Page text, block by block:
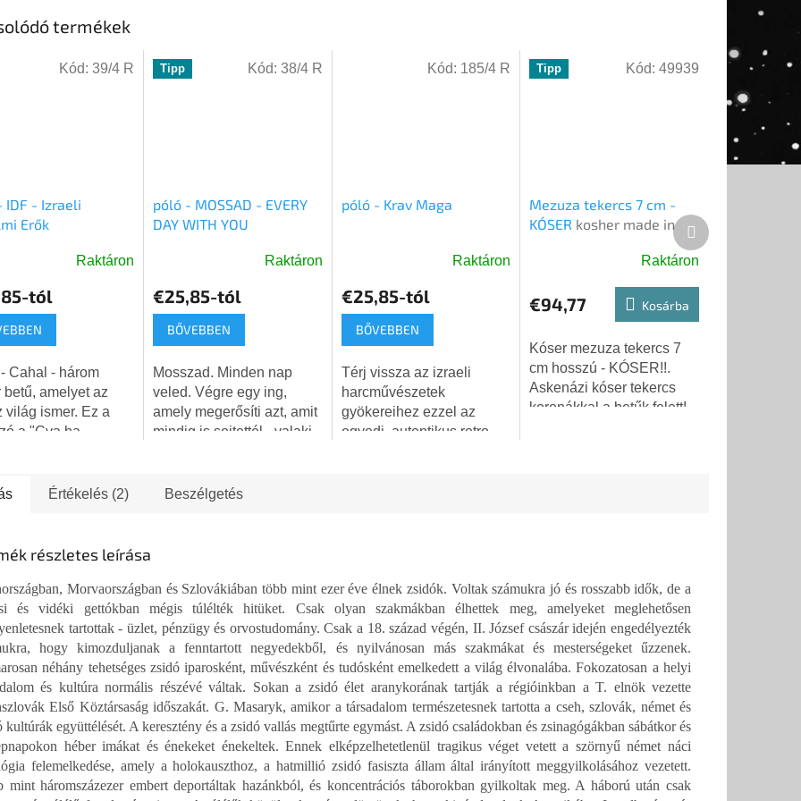
termékek
IDF - Izraeli
Erők
Raktáron
tól
betű, amelyet az
világ ismer. Ez a
a "Cva ha-
Három
Kód: 39/4 R Tipp
póló - MOSSAD - EVERY
DAY WITH YOU
átlagos
értékelése
5-
ből
5,0
csillag.
Raktáron
€25,85-tól
BŐVEBBEN
Mosszad. Minden nap
veled. Végre egy ing,
amely megerősíti azt, amit
mindig is sejtettél - valaki
👁️❤️
Kód: 38/4 R
póló - Krav Maga
Raktáron
€25,85-tól
BŐVEBBEN
Térj vissza az izraeli
harcművészetek
gyökereihez ezzel az
egyedi, autentikus retro
Kód: 185/4 R Tipp
Mezuza tekercs 7 cm -
KÓSER kosher made in
Raktáron
€94,77 Kosárba
Kóser mezuza tekercs 7
cm hosszú - KÓSER!!.
Askenázi kóser tekercs
koronákkal a betűk felett!
Kód: 49939
Következő
termék
Értékelés (2) Beszélgetés
részletes leírása
Morvaországban és Szlovákiában több mint ezer éve élnek zsidók. Voltak számukra jó és rosszabb idők, de a
és vidéki gettókban mégis túlélték hitüket. Csak olyan szakmákban élhettek meg, amelyeket meglehetősen
tartottak - üzlet, pénzügy és orvostudomány. Csak a 18. század végén, II. József császár idején engedélyezték
hogy kimozduljanak a fenntartott negyedekből, és nyilvánosan más szakmákat és mesterségeket űzzenek.
néhány tehetséges zsidó iparosként, művészként és tudósként emelkedett a világ élvonalába. Fokozatosan a helyi
és kultúra normális részévé váltak. Sokan a zsidó élet aranykorának tartják a régióinkban a T. elnök vezette
Első Köztársaság időszakát. G. Masaryk, amikor a társadalom természetesnek tartotta a cseh, szlovák, német és
kultúrák együttélését. A keresztény és a zsidó vallás megtűrte egymást. A zsidó családokban és zsinagógákban sábátkor és
héber imákat és énekeket énekeltek. Ennek elképzelhetetlenül tragikus véget vetett a szörnyű német náci
felemelkedése, amely a holokauszthoz, a hatmillió zsidó fasiszta állam által irányított meggyilkolásához vezetett.
mint háromszázezer embert deportáltak hazánkból, és koncentrációs táborokban gyilkoltak meg. A háború után csak